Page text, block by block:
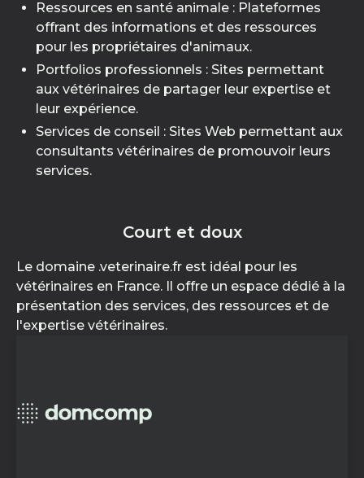
Ressources en santé animale : Plateformes
offrant des informations et des ressources
pour les propriétaires d'animaux.
Portfolios professionnels : Sites permettant
aux vétérinaires de partager leur expertise et
leur expérience.
Services de conseil : Sites Web permettant aux
consultants vétérinaires de promouvoir leurs
services.
Court et doux
Le domaine .veterinaire.fr est idéal pour les
vétérinaires en France. Il offre un espace dédié à la
présentation des services, des ressources et de
l'expertise vétérinaires.